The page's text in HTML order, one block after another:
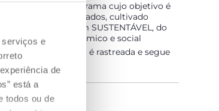
serviços e
de
está a
todos ou de
com um programa cujo objetivo é
de algodão certificados, cultivado
que o tornam SUSTENTÁVEL, do
bem como económico e social
e produção é rastreada e segue